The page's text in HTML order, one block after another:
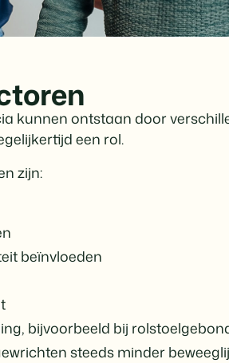
kunnen ontstaan door
een rol.
zijn:
beïnvloeden
bijvoorbeeld bij
steeds minder